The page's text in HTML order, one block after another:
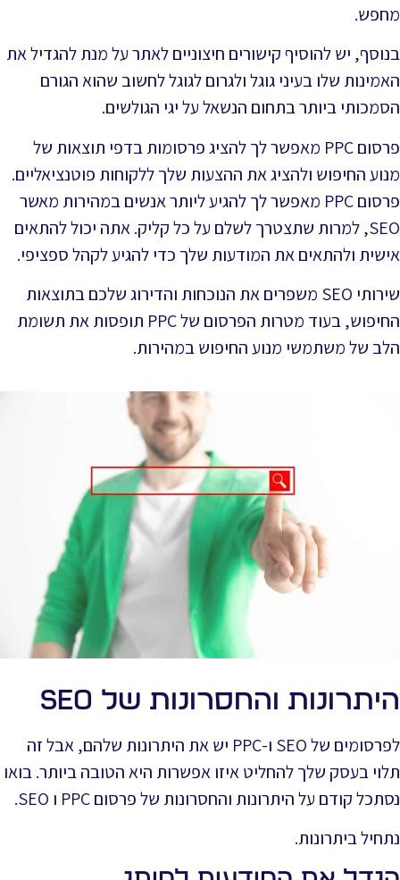
מחפש.
בנוסף, יש להוסיף קישורים חיצוניים לאתר על מנת להגדיל את
האמינות שלו בעיני גוגל ולגרום לגוגל לחשוב שהוא הגורם
הסמכותי ביותר בתחום הנשאל על יגי הגולשים.
פרסום PPC מאפשר לך להציג פרסומות בדפי תוצאות של
מנוע החיפוש ולהציג את ההצעות שלך ללקוחות פוטנציאליים.
פרסום PPC מאפשר לך להגיע ליותר אנשים במהירות מאשר
SEO, למרות שתצטרך לשלם על כל קליק. אתה יכול להתאים
אישית ולהתאים את המודעות שלך כדי להגיע לקהל ספציפי.
שירותי SEO משפרים את הנוכחות והדירוג שלכם בתוצאות
החיפוש, בעוד מטרות הפרסום של PPC תופסות את תשומת
הלב של משתמשי מנוע החיפוש במהירות.
היתרונות והחסרונות של SEO
לפרסומים של SEO ו-PPC יש את היתרונות שלהם, אבל זה
תלוי בעסק שלך להחליט איזו אפשרות היא הטובה ביותר. בואו
נסתכל קודם על היתרונות והחסרונות של פרסום PPC ו SEO.
נתחיל ביתרונות.